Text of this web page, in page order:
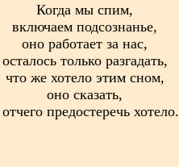
Когда мы спим,
включаем подсознанье,
оно работает за нас,
осталось только разгадать,
что же хотело этим сном,
оно сказать,
предостеречь хотело.